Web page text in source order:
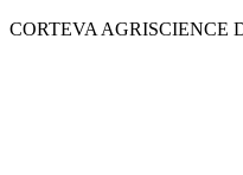
CORTEVA AGRISCIENCE